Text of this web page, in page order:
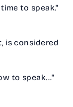
to speak."
is considered
to speak..."